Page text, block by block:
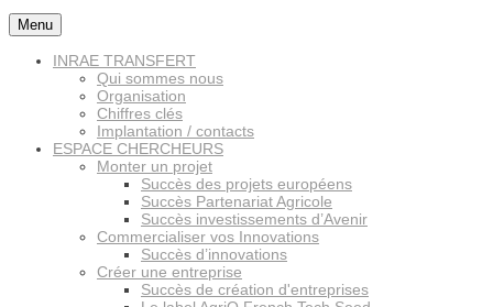
Menu
INRAE TRANSFERT
Qui sommes nous
Organisation
Chiffres clés
Implantation / contacts
ESPACE CHERCHEURS
Monter un projet
Succès des projets européens
Succès Partenariat Agricole
Succès investissements d’Avenir
Commercialiser vos Innovations
Succès d’innovations
Créer une entreprise
Succès de création d'entreprises